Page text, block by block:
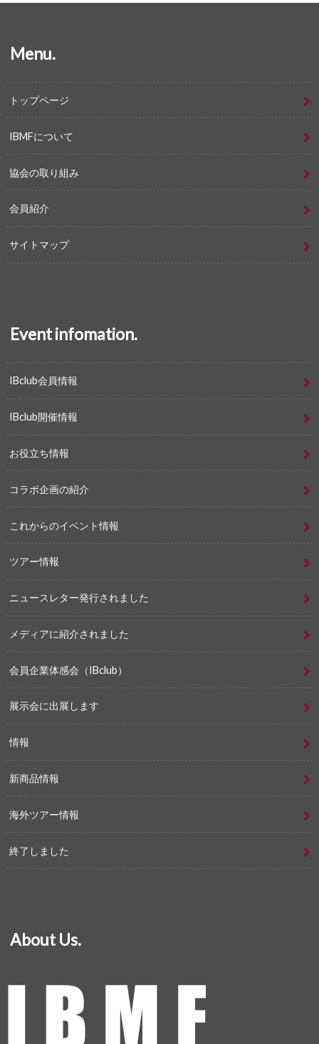
Menu.
トップページ
IBMFについて
協会の取り組み
会員紹介
サイトマップ
Event infomation.
IBclub会員情報
IBclub開催情報
お役立ち情報
コラボ企画の紹介
これからのイベント情報
ツアー情報
ニュースレター発行されました
メディアに紹介されました
会員企業体感会（IBclub）
展示会に出展します
情報
新商品情報
海外ツアー情報
終了しました
About Us.